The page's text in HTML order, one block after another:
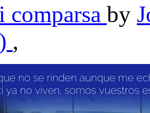
comparsa by
,